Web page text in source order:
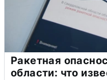
Ракетная
области: что